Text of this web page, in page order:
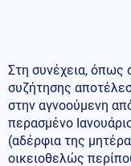
Στη συνέχεια, όπως
συζήτησης
στην αγνοούμενη
περασμένο
(αδέρφια της
οικειοθελώς